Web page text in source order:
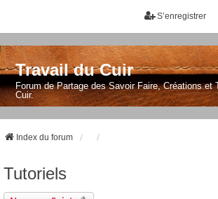
S’enregistrer
Travail du Cuir
Forum de Partage des Savoir Faire, Créations et
Cuir.
Index du forum
Tutoriels